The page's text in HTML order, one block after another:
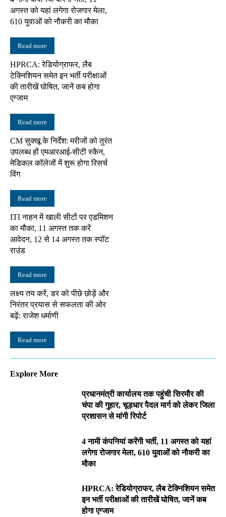
अगस्त को यहां लगेगा रोजगार मेला,
610 युवाओं को नौकरी का मौका
Read more
HPRCA: रेडियोग्राफर, लैब
टेक्निशियन समेत इन भर्ती परीक्षाओं
की तारीखें घोषित, जानें कब होगा
एग्जाम
Read more
CM सुक्खू के निर्देश: मरीजों को तुरंत
उपलब्ध हों एमआरआई-सीटी स्कैन,
मेडिकल कॉलेजों में शुरू होगा रिसर्च
विंग
Read more
ITI नाहन में खाली सीटों पर एडमिशन
का मौका, 11 अगस्त तक करें
आवेदन, 12 से 14 अगस्त तक स्पॉट
राउंड
Read more
लक्ष्य तय करें, डर को पीछे छोड़ें और
निरंतर प्रयास से सफलता की ओर
बढ़ें: राजेश धर्माणी
Read more
Explore More
प्रधानमंत्री कार्यालय तक पहुंची सिरमौर की
चंपा की गुहार, चूड़धार पैदल मार्ग को लेकर जिला
प्रशासन से मांगी रिपोर्ट
4 नामी कंपनियां करेंगी भर्ती, 11 अगस्त को यहां
लगेगा रोजगार मेला, 610 युवाओं को नौकरी का
मौका
HPRCA: रेडियोग्राफर, लैब टेक्निशियन समेत
इन भर्ती परीक्षाओं की तारीखें घोषित, जानें कब
होगा एग्जाम